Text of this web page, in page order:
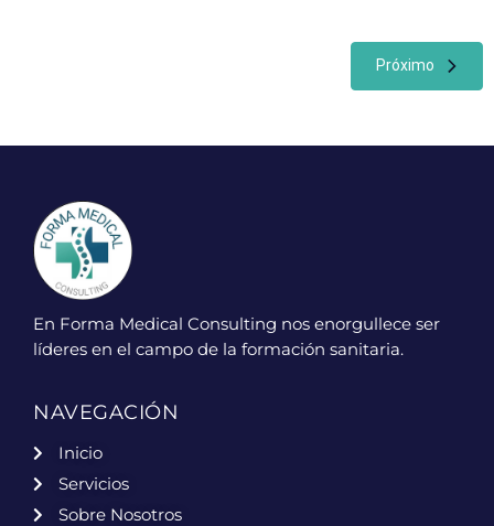
Próximo
En Forma Medical Consulting nos enorgullece ser
líderes en el campo de la formación sanitaria.
NAVEGACIÓN
Inicio
Servicios
Sobre Nosotros